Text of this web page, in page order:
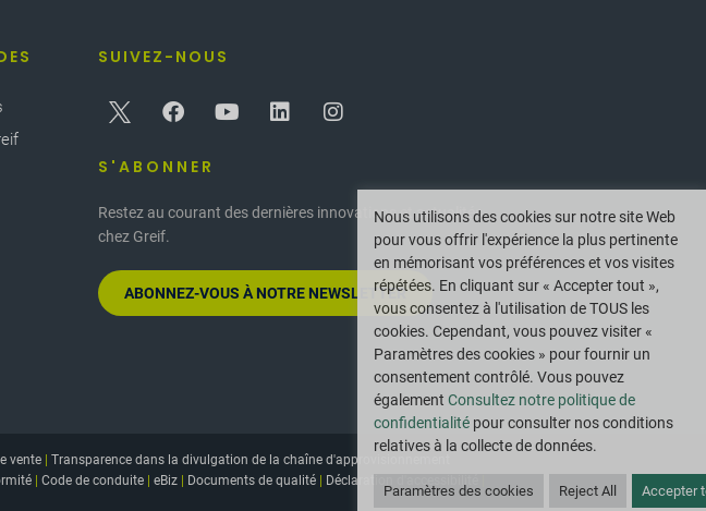
SUIVEZ-NOUS
S'ABONNER
Restez au courant des dernières innovations et actualités
chez Greif.
ABONNEZ-VOUS À NOTRE NEWSLETTER
vente| Transparence dans la divulgation de la chaîne d'approvisionnement
| Code de conduite| eBiz| Documents de qualité| Déclaration d'accessibilité
Nous utilisons des cookies sur notre site Web
pour vous offrir l'expérience la plus pertinente
en mémorisant vos préférences et vos visites
répétées. En cliquant sur « Accepter tout »,
vous consentez à l'utilisation de TOUS les
cookies. Cependant, vous pouvez visiter «
Paramètres des cookies » pour fournir un
consentement contrôlé. Vous pouvez
également Consultez notre politique de
confidentialité pour consulter nos conditions
relatives à la collecte de données.
Paramètres des cookies Reject All Accepter